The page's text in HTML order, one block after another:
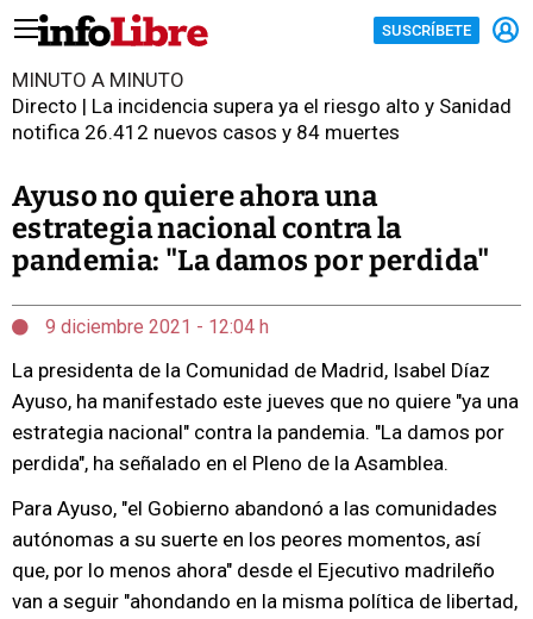
SUSCRÍBETE
MINUTO A MINUTO
Directo | La incidencia supera ya el riesgo alto y Sanidad
notifica 26.412 nuevos casos y 84 muertes
Ayuso no quiere ahora una
estrategia nacional contra la
pandemia: "La damos por perdida"
9 diciembre 2021 - 12:04 h
La presidenta de la Comunidad de Madrid, Isabel Díaz
Ayuso, ha manifestado este jueves que no quiere "ya una
estrategia nacional" contra la pandemia. "La damos por
perdida", ha señalado en el Pleno de la Asamblea.
Para Ayuso, "el Gobierno abandonó a las comunidades
autónomas a su suerte en los peores momentos, así
que, por lo menos ahora" desde el Ejecutivo madrileño
van a seguir "ahondando en la misma política de libertad,